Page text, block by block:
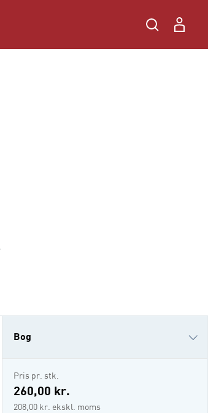
Bog
e-bog (epub3)
i-bog
Pris pr. stk.
260,00 kr.
208,00 kr. ekskl. moms